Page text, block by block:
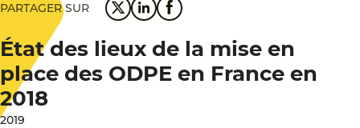
PARTAGER SUR
État des lieux de la mise en
place des ODPE en France en
2018
2019